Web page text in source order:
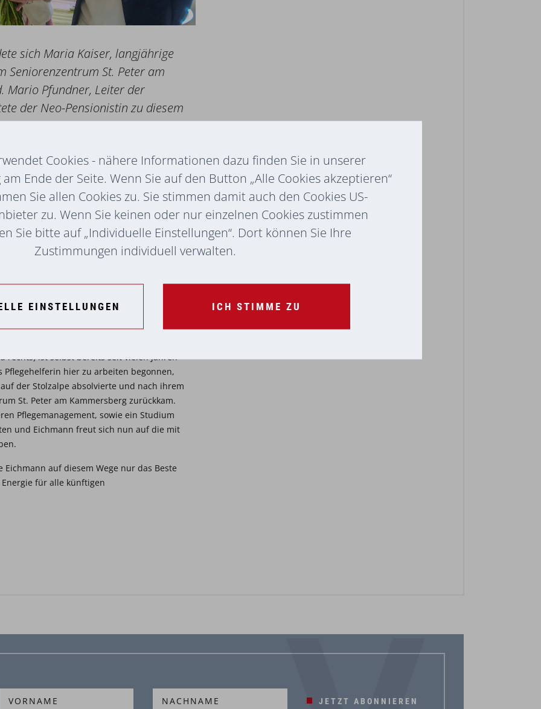
sich Maria Kaiser, langjährige
Seniorenzentrum St. Peter am
Mario Pfundner, Leiter der
der Neo-Pensionistin zu diesem
zum 20-jährigen Dienstjubiläum
in ihrer neuen
im Seniorenzentrum St. Peter am
übernahm sie von ihrer Vorgängerin Heidi
das Seniorenzentrum an seinen
es, im Seniorenzentrum eine Oase zu
in WÜRDE leben und in WÜRDE sterben
Abschieds auch bei allen
bei ihren MitarbeiterInnen bedankte:
wertvolle Arbeit und das langjährige
rechts) ist selbst bereits seit vielen Jahren
Pflegehelferin hier zu arbeiten begonnen,
der Stolzalpe absolvierte und nach ihrem
St. Peter am Kammersberg zurückkam.
Pflegemanagement, sowie ein Studium
und Eichmann freut sich nun auf die mit
auf diesem Wege nur das Beste
für alle künftigen
JETZT ABONNIEREN
Cookies - nähere Informationen dazu finden Sie in unserer
Ende der Seite. Wenn Sie auf den Button „Alle Cookies akzeptieren“
Sie allen Cookies zu. Sie stimmen damit auch den Cookies US-
zu. Wenn Sie keinen oder nur einzelnen Cookies zustimmen
Sie bitte auf „Individuelle Einstellungen“. Dort können Sie Ihre
Zustimmungen individuell verwalten.
EINSTELLUNGEN ICH STIMME ZU